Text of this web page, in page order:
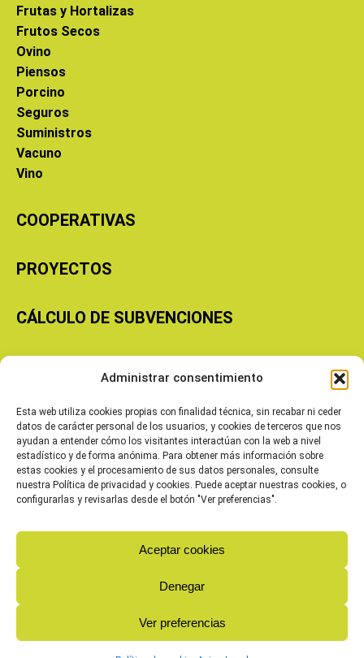
Administrar consentimiento
Esta web utiliza cookies propias con finalidad técnica, sin recabar ni ceder
datos de carácter personal de los usuarios, y cookies de terceros que nos
ayudan a entender cómo los visitantes interactúan con la web a nivel
estadístico y de forma anónima. Para obtener más información sobre
estas cookies y el procesamiento de sus datos personales, consulte
nuestra Política de privacidad y cookies. Puede aceptar nuestras cookies, o
configurarlas y revisarlas desde el botón "Ver preferencias".
Aceptar cookies
Denegar
Ver preferencias
Frutas y Hortalizas
Frutos Secos
Ovino
Piensos
Porcino
Seguros
Suministros
Vacuno
Vino
COOPERATIVAS
PROYECTOS
CÁLCULO DE SUBVENCIONES